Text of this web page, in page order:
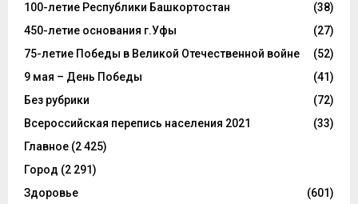
100-летие Республики Башкортостан
(38)
450-летие основания г.Уфы
(27)
75-летие Победы в Великой Отечественной войне
(52)
9 мая – День Победы
(41)
Без рубрики
(72)
Всероссийская перепись населения 2021
(33)
Главное (2 425)
Город (2 291)
Здоровье
(601)